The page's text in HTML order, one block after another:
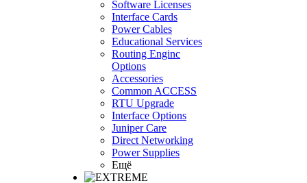
Software Licenses
Interface Cards
Power Cables
Educational Services
Routing Enginc
Options
Accessories
Common ACCESS
RTU Upgrade
Interface Options
Juniper Care
Direct Networking
Power Supplies
Ещё